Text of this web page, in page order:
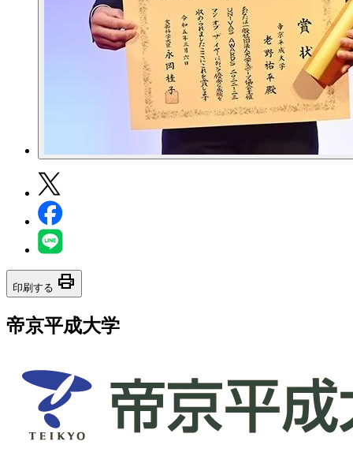
印刷する print
帝京平成大学